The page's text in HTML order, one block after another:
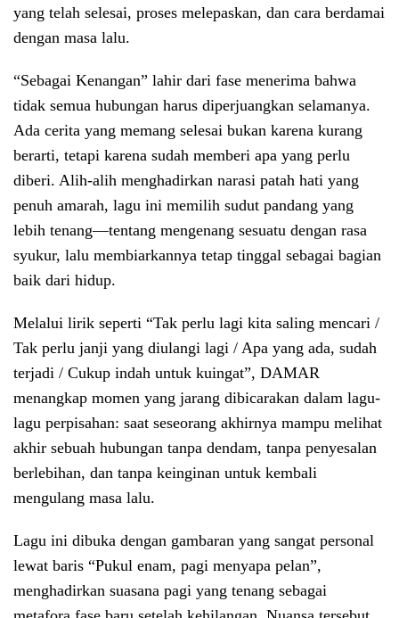
yang telah selesai, proses melepaskan, dan cara berdamai
dengan masa lalu.
“Sebagai Kenangan” lahir dari fase menerima bahwa
tidak semua hubungan harus diperjuangkan selamanya.
Ada cerita yang memang selesai bukan karena kurang
berarti, tetapi karena sudah memberi apa yang perlu
diberi. Alih-alih menghadirkan narasi patah hati yang
penuh amarah, lagu ini memilih sudut pandang yang
lebih tenang—tentang mengenang sesuatu dengan rasa
syukur, lalu membiarkannya tetap tinggal sebagai bagian
baik dari hidup.
Melalui lirik seperti “Tak perlu lagi kita saling mencari /
Tak perlu janji yang diulangi lagi / Apa yang ada, sudah
terjadi / Cukup indah untuk kuingat”, DAMAR
menangkap momen yang jarang dibicarakan dalam lagu-
lagu perpisahan: saat seseorang akhirnya mampu melihat
akhir sebuah hubungan tanpa dendam, tanpa penyesalan
berlebihan, dan tanpa keinginan untuk kembali
mengulang masa lalu.
Lagu ini dibuka dengan gambaran yang sangat personal
lewat baris “Pukul enam, pagi menyapa pelan”,
menghadirkan suasana pagi yang tenang sebagai